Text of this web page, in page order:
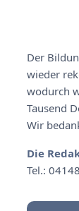
Der
wieder
wodurch
Tausend
Wir
Die
Tel.: